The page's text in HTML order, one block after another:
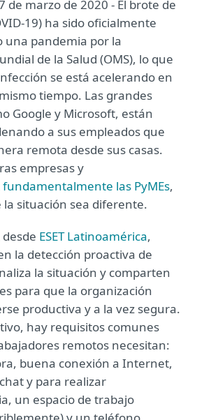
de marzo de 2020 - El brote de
19) ha sido oficialmente
una pandemia por la
de la Salud (OMS), lo que
se está acelerando en
tiempo. Las grandes
Google y Microsoft, están
a sus empleados que
remota desde sus casas.
empresas y
fundamentalmente las PyMEs,
la situación sea diferente.
ESET Latinoamérica,
la detección proactiva de
la situación y comparten
para que la organización
productiva y a la vez segura.
hay requisitos comunes
remotos necesitan:
buena conexión a Internet,
y para realizar
un espacio de trabajo